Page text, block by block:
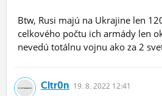
Btw, Rusi majú na Ukrajine len
celkového počtu ich armády len
nevedú totálnu vojnu ako za 2
Cltr0n 19. 8. 2022 12:41